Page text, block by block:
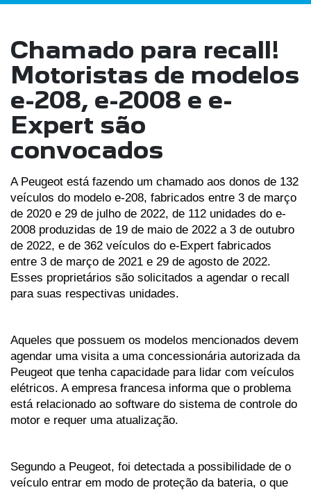
Chamado para recall!
Motoristas de modelos
e-208, e-2008 e e-
Expert são
convocados
A Peugeot está fazendo um chamado aos donos de 132
veículos do modelo e-208, fabricados entre 3 de março
de 2020 e 29 de julho de 2022, de 112 unidades do e-
2008 produzidas de 19 de maio de 2022 a 3 de outubro
de 2022, e de 362 veículos do e-Expert fabricados
entre 3 de março de 2021 e 29 de agosto de 2022.
Esses proprietários são solicitados a agendar o recall
para suas respectivas unidades.
Aqueles que possuem os modelos mencionados devem
agendar uma visita a uma concessionária autorizada da
Peugeot que tenha capacidade para lidar com veículos
elétricos. A empresa francesa informa que o problema
está relacionado ao software do sistema de controle do
motor e requer uma atualização.
Segundo a Peugeot, foi detectada a possibilidade de o
veículo entrar em modo de proteção da bateria, o que